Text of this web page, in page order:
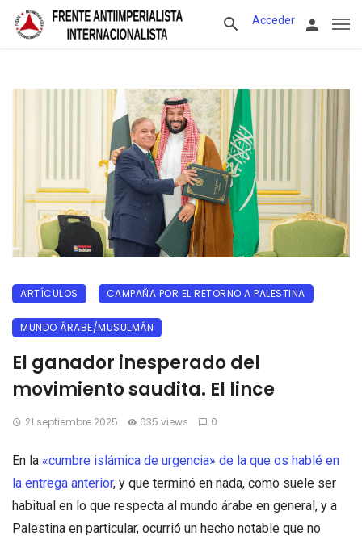
Acceder
ARTÍCULOS CAMPAÑA POR EL RETORNO A PALESTINA
MUNDO ÁRABE/MUSULMÁN
El ganador inesperado del
movimiento saudita. El lince
21 septiembre 2025 635 views 0
En la «cumbre islámica de urgencia» de la que os hablé en
la entrega anterior, y que terminó en nada, como suele ser
habitual en lo que respecta al mundo árabe en general, y a
Palestina en particular, ocurrió un hecho notable que no